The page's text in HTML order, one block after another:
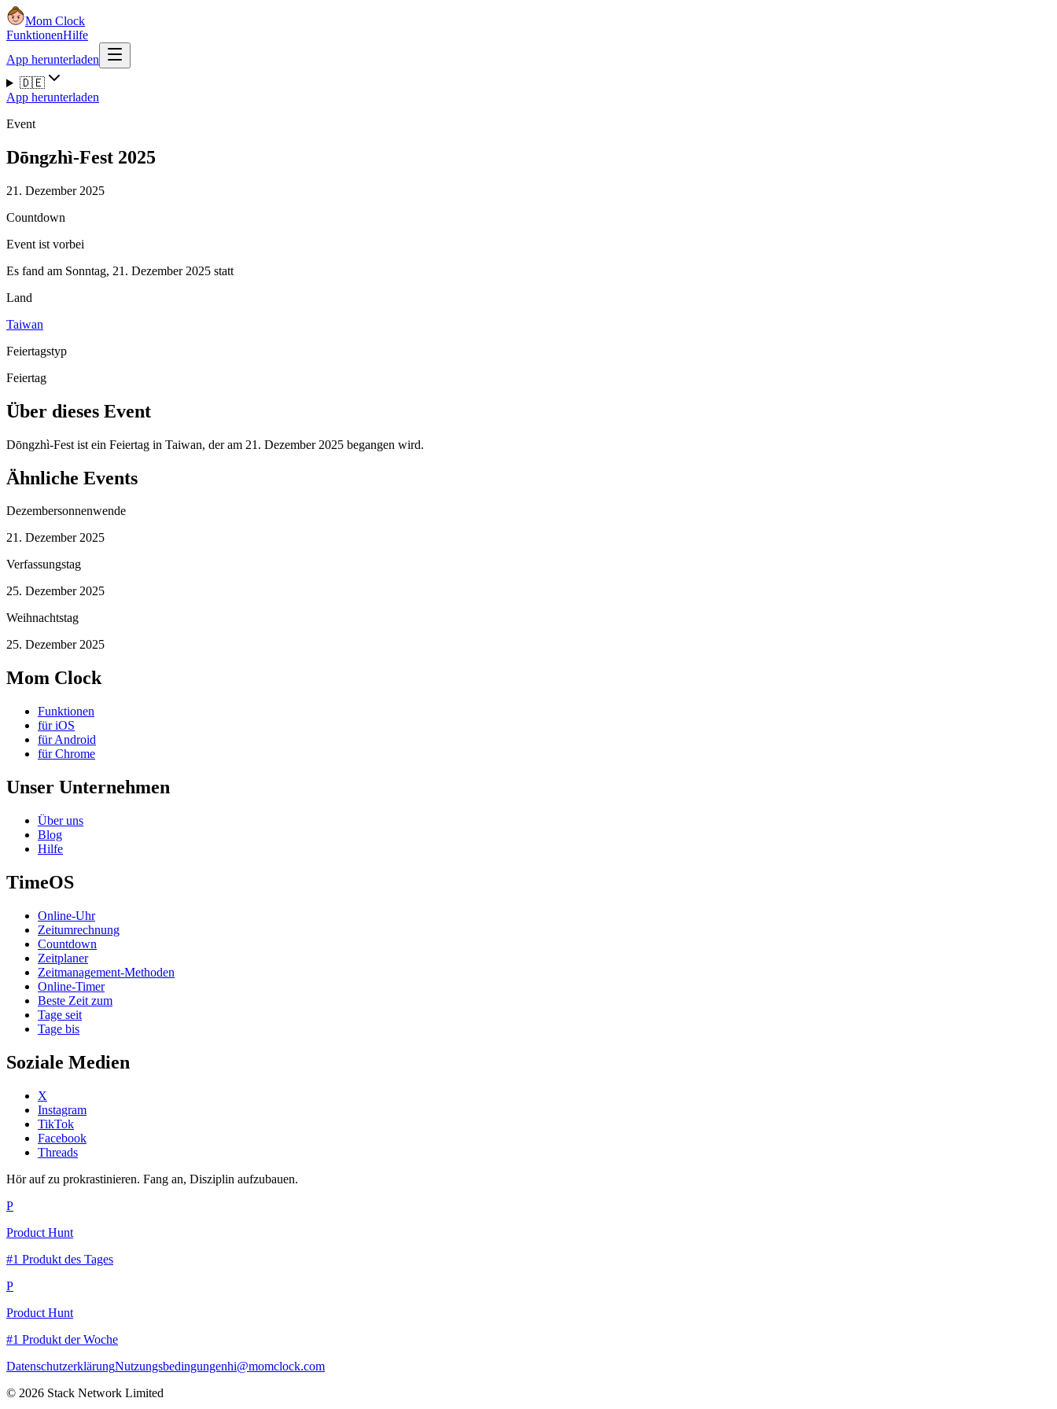
Mom Clock
FunktionenHilfe
App herunterladen
🇩🇪
App herunterladen
Event
Dōngzhì-Fest 2025
21. Dezember 2025
Countdown
Event ist vorbei
Es fand am Sonntag, 21. Dezember 2025 statt
Land
Taiwan
Feiertagstyp
Feiertag
Über dieses Event
Dōngzhì-Fest ist ein Feiertag in Taiwan, der am 21. Dezember 2025 begangen wird.
Ähnliche Events
Dezembersonnenwende
21. Dezember 2025
Verfassungstag
25. Dezember 2025
Weihnachtstag
25. Dezember 2025
Mom Clock
Funktionen
für iOS
für Android
für Chrome
Unser Unternehmen
Über uns
Blog
Hilfe
TimeOS
Online-Uhr
Zeitumrechnung
Countdown
Zeitplaner
Zeitmanagement-Methoden
Online-Timer
Beste Zeit zum
Tage seit
Tage bis
Soziale Medien
X
Instagram
TikTok
Facebook
Threads
Hör auf zu prokrastinieren. Fang an, Disziplin aufzubauen.
P
Product Hunt
#1 Produkt des Tages
P
Product Hunt
#1 Produkt der Woche
DatenschutzerklärungNutzungsbedingungenhi@momclock.com
© 2026 Stack Network Limited